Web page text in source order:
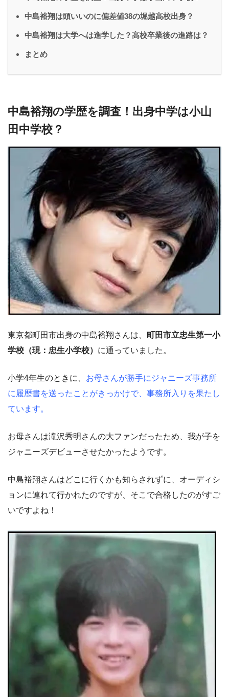
中島裕翔は頭いいのに偏差値38の堀越高校出身？
中島裕翔は大学へは進学した？高校卒業後の進路は？
まとめ
中島裕翔の学歴を調査！出身中学は小山
田中学校？
東京都町田市出身の中島裕翔さんは、 町田市立忠生第一小
学校（現：忠生小学校） に通っていました。
小学4年生のときに、 お母さんが勝手にジャニーズ事務所
に履歴書を送ったことがきっかけで、事務所入りを果たし
ています。
お母さんは滝沢秀明さんの大ファンだったため、我が子を
ジャニーズデビューさせたかったようです。
中島裕翔さんはどこに行くかも知らされずに、オーディシ
ョンに連れて行かれたのですが、そこで合格したのがすご
いですよね！